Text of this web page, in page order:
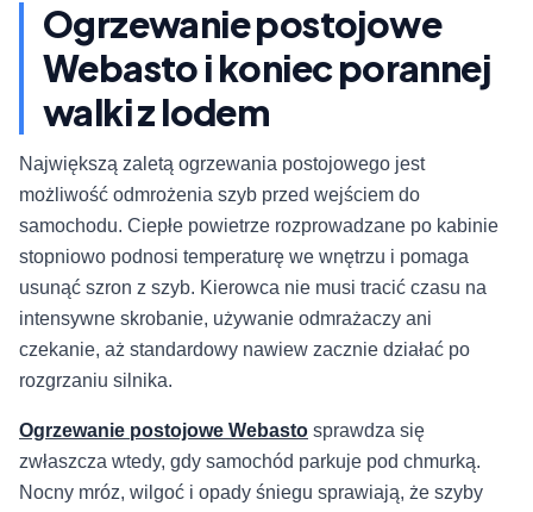
Ogrzewanie postojowe
Webasto i koniec porannej
walki z lodem
Największą zaletą ogrzewania postojowego jest
możliwość odmrożenia szyb przed wejściem do
samochodu. Ciepłe powietrze rozprowadzane po kabinie
stopniowo podnosi temperaturę we wnętrzu i pomaga
usunąć szron z szyb. Kierowca nie musi tracić czasu na
intensywne skrobanie, używanie odmrażaczy ani
czekanie, aż standardowy nawiew zacznie działać po
rozgrzaniu silnika.
Ogrzewanie postojowe Webasto sprawdza się
zwłaszcza wtedy, gdy samochód parkuje pod chmurką.
Nocny mróz, wilgoć i opady śniegu sprawiają, że szyby